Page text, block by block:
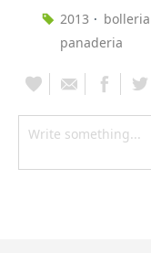
2013
bolleria
panaderia